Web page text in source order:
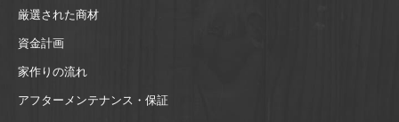
厳選された商材
資金計画
家作りの流れ
アフターメンテナンス・保証